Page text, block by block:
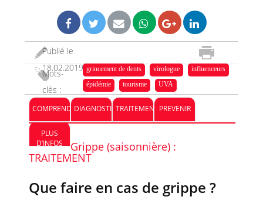
Publié le
18.02.2019
Mots-
clés :
grincement de dents virologue
influenceurs
épidémie
tourisme UVA
COMPRENDREDIAGNOSTICTRAITEMENT PREVENIR
PLUS
D’INFOS
Grippe (saisonnière) :
TRAITEMENT
Que faire en cas de grippe ?